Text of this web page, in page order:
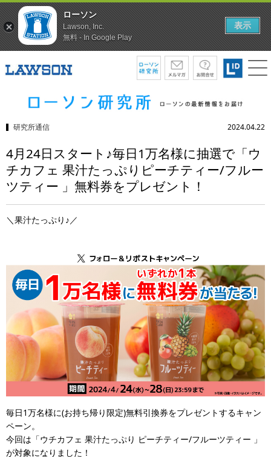
研究所通信 2024.04.22
4月24日スタート♪毎日1万名様に抽選で「ウ
チカフェ 果汁たっぷりピーチティー/フルー
ツティー 」無料券をプレゼント！
＼果汁たっぷり♪／
毎日1万名様に(お持ち帰り限定)無料引換券をプレゼントするキャン
ペーン。
今回は「ウチカフェ 果汁たっぷり ピーチティー/フルーツティー 」
が対象になりました！
ローソン
Lawson, Inc.
無料 - In Google Play
表示